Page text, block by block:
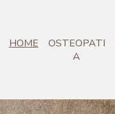
HOME
OSTEOPATI
A